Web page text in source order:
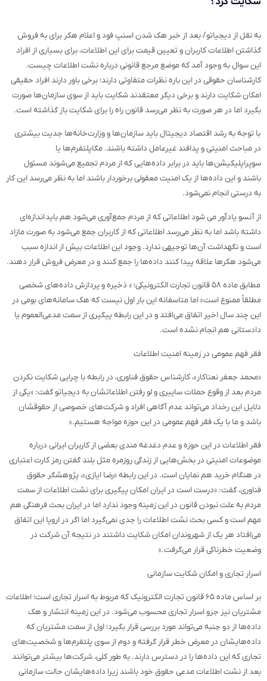
به نقل از دیجیاتو/ بعد از خبر هک شدن اسنپ فود و اعلام هکر برای به فروش
گذاشتن اطلاعات کاربران و تعیین قیمت برای این اطلاعات، برای بسیاری از افراد
این سوال به وجود آمد که موضع مرجع قانونی درباره نشت اطلاعات چیست.
کارشناسان حقوقی در این باره نظرات متفاوتی دارند؛ برخی باور دارند افراد حقیقی
امکان شکایت دارند و برخی دیگر معتقدند شکایت باید از سوی سازمان‌ها صورت
بگیرد اما در هر صورت به نظر می‌رسد قانون راه را برای شکایت باز گذاشته است.
با توجه به رشد اقتصاد دیجیتال باید سازمان‌ها و وزارت‌خانه‌ها جدیت بیشتری
در مباحث امنیتی و پدافند غیرعامل داشته باشند. مگاپلتفرم‌ها یا
سوپراپلیکیشن‌ها باید در برابر داده‌هایی که از مردم تجمیع می‌شوند مسئول
باشند و این داده‌ها از یک امنیت معقولی برخوردار باشند اما به نظر می‌رسد این کار
به درستی انجام نمی‌شود.
از آنسو یادآور می شود اطلاعاتی که از مردم جمع‌آوری می‌شود هم باید اندازه‌ای
داشته باشد اما به نظر می‌رسد اطلاعاتی که از کاربران جمع می‌شود به صورت مازاد
است و نگهداشت آن‌ها توجیهی ندارد. وجود این اطلاعات بیش از اندازه سبب
می‌شود هکرها علاقه پیدا کنند داده‌ها را جمع کنند و در معرض فروش قرار دهند.
مطابق ماده ۵۸ قانون تجارت الکترونیکی؛ « ذخیره و پردازش داده‌های شخصی
مطلقاً ممنوع است» اما متاسفانه این بار اول نیست که هک سامانه‌های بومی در
این چند سال اخیر اتفاق می‌افتد و در این رابطه پیگیری از سمت مدعی‌العموم یا
دادستانی هم انجام نشده است.
فقر فهم عمومی در زمینه امنیت اطلاعات
«محمد جعفر نعناکار»، کارشناس حقوق فناوری، در رابطه با چرایی شکایت نکردن
مردم بعد از وقوع حملات سایبری و لو رفتن اطلاعاتشان به دیجیاتو گفت: «یکی از
دلایل این رخداد می‌تواند عدم آگاهی افراد و شرکت‌های خصوصی از حقوقشان
باشد و ما با یک فقر فهم عمومی در این حوزه مواجه هستیم.»
فقر اطلاعات در این حوزه و عدم‌ دغدغه مندی بعضی از کاربران ایرانی درباره
موضوعات امنیتی در بخش‌هایی از زندگی روزمره مثل بلند گفتن رمز کارت اعتباری
در هنگام خرید هم نمایان است. در این رابطه «رضا ایازی»، پژوهشگر حقوق
فناوری، گفت: «درست است در ایران امکان پیگیری برای نشت اطلاعات از سمت
مردم به علت نبودن قانون در این زمینه وجود ندارد اما در ایران بحث فرهنگی هم
مهم است و کسی بحث نشت اطلاعات را جدی نمی‌گیرد اما اگر در اروپا این اتفاق
می‌افتاد هر یک از شهروندان امکان شکایت داشتند در نتیجه آن شرکت در
وضعیت خطرناکی قرار می‌گرفت.»
اسرار تجاری و امکان شکایت سازمانی
بر اساس ماده ۶۵ قانون تجارت الکترونیک که مربوط به اسرار تجاری است؛ اطلاعات
مشتریان نیز جزو اسرار تجاری محسوب می‌شود. در این زمینه انتشار و هک
داده‌ها از دو جنبه می‌تواند مورد بررسی قرار بگیرد؛ اول از سمت مشتریان که
داده‌هایشان در معرض خطر قرار گرفته و دوم از سوی پلتفرم‌ها و شخصیت‌های
تجاری که این داده‌ها را در دسترس دارند. به طور کلی، شرکت‌ها بیشتر می‌توانند
بعد از نشت اطلاعات مدعی حقوق خود باشند زیرا داده‌هایشان حالت سازمانی